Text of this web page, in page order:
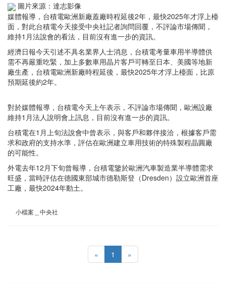
圖片來源：達志影像
媒體報導，台積電歐洲新廠蓋廠時程延後2年，最快2025年才浮上檯
面，對此台積電今天接受中央社記者詢問回覆，不評論市場傳聞，
維持1月法說會的看法，目前沒有進一步的資訊。
經濟日報今天引述不具名業界人士消息，台積電考量車用半導體供
需不再嚴重吃緊，加上多數車用晶片客戶可轉至日本、美國等地新
廠生產，台積電歐洲新廠時程延後，最快2025年才浮上檯面，比原
預期延後約2年。
對於媒體報導，台積電今天上午表示，不評論市場傳聞，歐洲設廠
維持1月法人說明會上訊息，目前沒有進一步的資訊。
台積電在1月上旬法說會中曾表示，與客戶和夥伴接洽，根據客戶需
求和政府的支持水準，評估在歐洲建立車用技術的特殊製程晶圓廠
的可能性。
外電去年12月下旬曾報導，台積電鑒於歐洲汽車製造業半導體需求
旺盛，當時評估在德國東部城市德勒斯登（Dresden）設立歐洲首座
工廠，最快2024年動土。
小檔案＿中央社
« 1 »